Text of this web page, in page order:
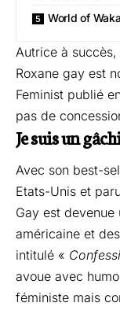
World of
Autrice à
Roxane gay est
Feminist publié
pas de
Je suis un
Avec son best-
Etats-Unis et
Gay est
américaine et
intitulé «
avoue avec
féministe mais